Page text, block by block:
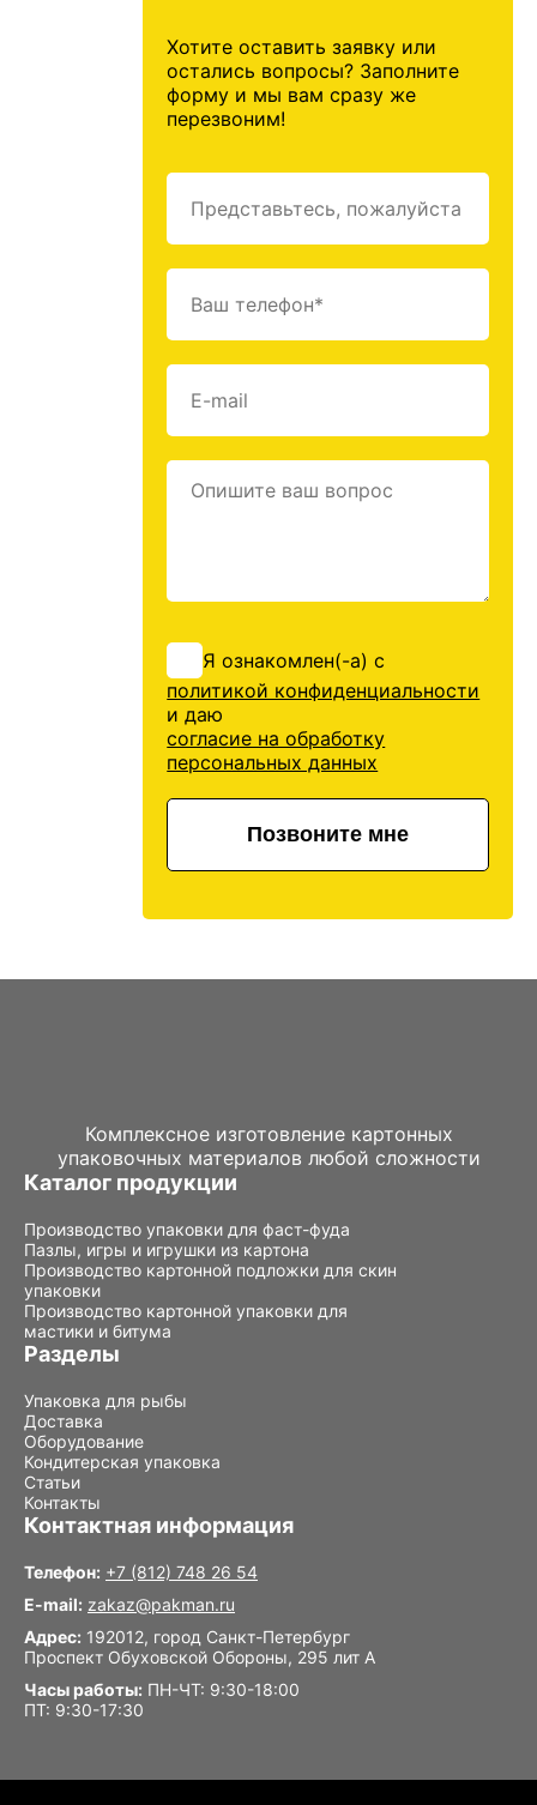
Хотите оставить заявку или
остались вопросы? Заполните
форму и мы вам сразу же
перезвоним!
Я ознакомлен(-а) с
политикой конфиденциальности
и даю
согласие на обработку
персональных данных
Позвоните мне
Комплексное изготовление картонных
упаковочных материалов любой сложности
Каталог продукции
Производство упаковки для фаст-фуда
Пазлы, игры и игрушки из картона
Производство картонной подложки для скин
упаковки
Производство картонной упаковки для
мастики и битума
Разделы
Упаковка для рыбы
Доставка
Оборудование
Кондитерская упаковка
Статьи
Контакты
Контактная информация
Телефон: +7 (812) 748 26 54
E-mail: zakaz@pakman.ru
Адрес: 192012, город Санкт-Петербург
Проспект Обуховской Обороны, 295 лит А
Часы работы: ПН-ЧТ: 9:30-18:00
ПТ: 9:30-17:30